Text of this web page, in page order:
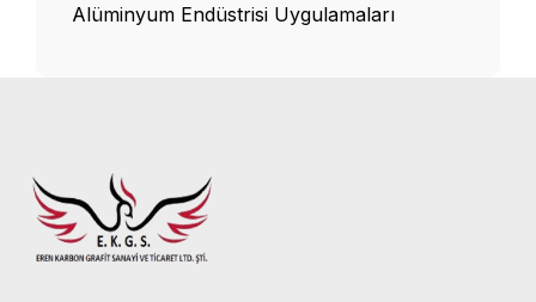
Alüminyum Endüstrisi Uygulamaları